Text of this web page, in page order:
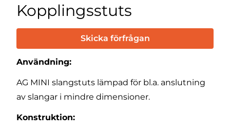
Kopplingsstuts
Skicka förfrågan
Användning:
AG MINI slangstuts lämpad för bl.a. anslutning
av slangar i mindre dimensioner.
Konstruktion: